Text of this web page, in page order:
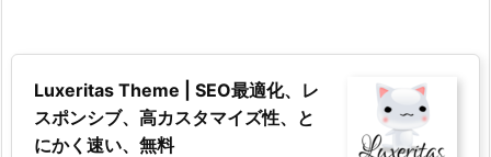
Luxeritas Theme | SEO最適化、レ
スポンシブ、高カスタマイズ性、と
にかく速い、無料